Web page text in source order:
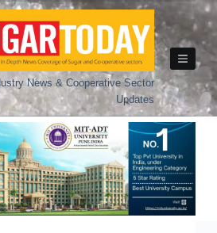
News & Cooperative Sector
Updates